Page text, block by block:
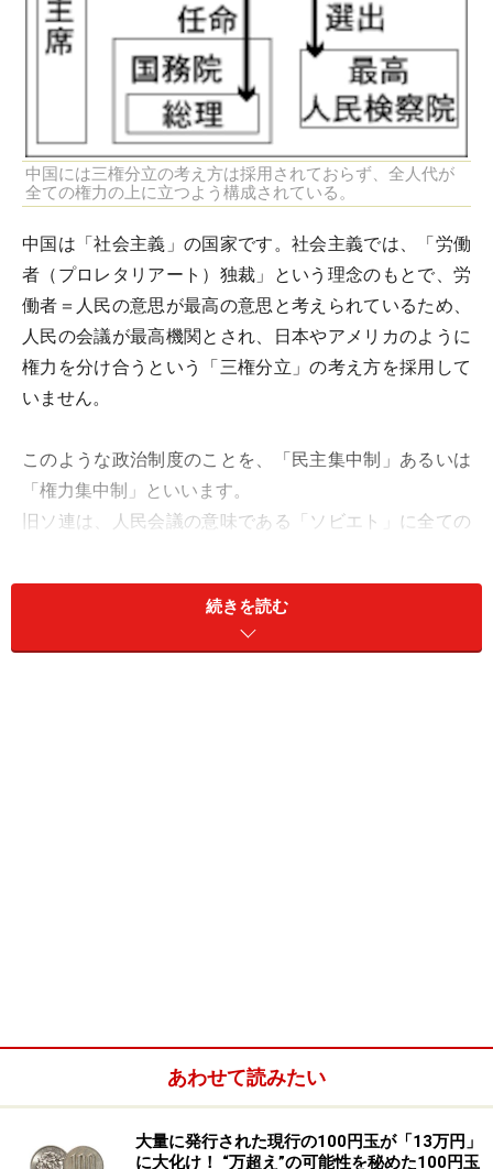
中国には三権分立の考え方は採用されておらず、全人代が
全ての権力の上に立つよう構成されている。
中国は「社会主義」の国家です。社会主義では、「労働
者（プロレタリアート）独裁」という理念のもとで、労
働者＝人民の意思が最高の意思と考えられているため、
人民の会議が最高機関とされ、日本やアメリカのように
権力を分け合うという「三権分立」の考え方を採用して
いません。
このような政治制度のことを、「民主集中制」あるいは
「権力集中制」といいます。
旧ソ連は、人民会議の意味である「ソビエト」に全ての
国」と名乗っていたのですね。
中国では、人民の代表とされる「全人代」に全ての権力
開かれていないあいだ、立法などはどうするのでしょ
続きを読む
あわせて読みたい
大量に発行された現行の100円玉が「13万円」
に大化け！ “万超え”の可能性を秘めた100円玉